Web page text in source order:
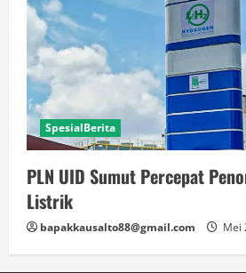
SpesialBerita
PLN UID Sumut Percepat
Listrik
bapakkausalto88@gmail.com Mei